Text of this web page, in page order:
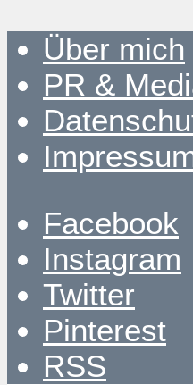
Über mich
PR &
Facebook
Instagram
Twitter
Pinterest
RSS